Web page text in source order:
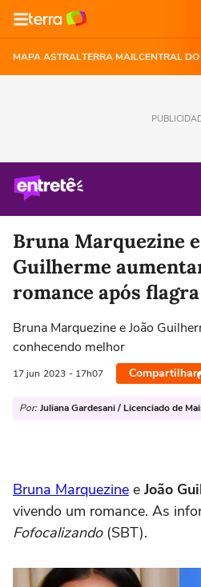
MAPA ASTRALTERRA MAILCENTRAL
Bruna Marquezine
Guilherme
romance após
Bruna Marquezine e João
conhecendo melhor
17 jun 2023 - 17h07 Compartilhar
Por: Juliana Gardesani / Licenciado de
Bruna Marquezine e João
vivendo um romance. As
Fofocalizando(SBT).